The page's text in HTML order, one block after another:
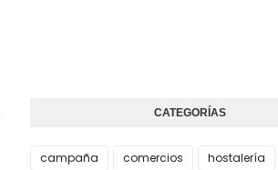
CATEGORÍAS
campaña comercios hostalería